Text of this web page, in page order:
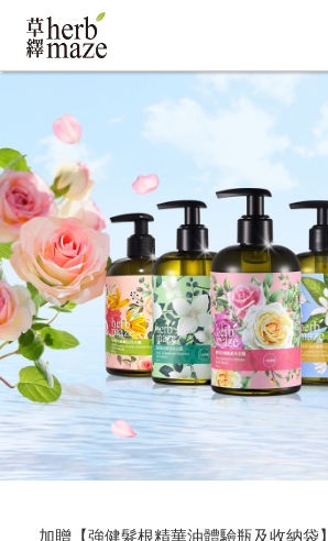
加贈【強健髮根精華油體驗瓶及收納袋】